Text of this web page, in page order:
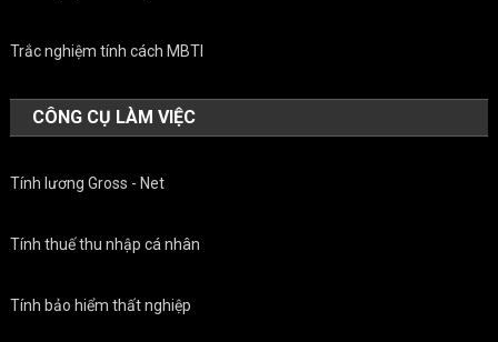
Trắc nghiệm tính cách MBTI
CÔNG CỤ LÀM VIỆC
Tính lương Gross - Net
Tính thuế thu nhập cá nhân
Tính bảo hiểm thất nghiệp